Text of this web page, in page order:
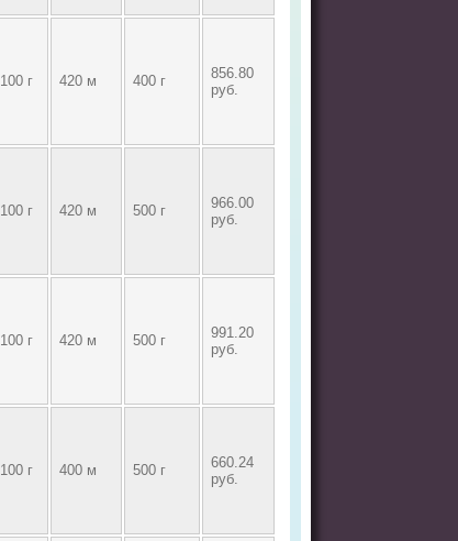
100 г 420 м 400 г
856.80
руб.
100 г 420 м 500 г
966.00
руб.
100 г 420 м 500 г
991.20
руб.
100 г 400 м 500 г
660.24
руб.